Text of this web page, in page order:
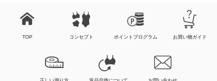
TOP コンセプト ポイントプログラム お買い物ガイド